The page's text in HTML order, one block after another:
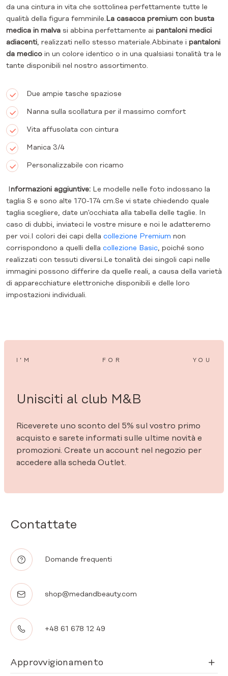
da una cintura in vita che sottolinea perfettamente tutte le
qualità della figura femminile. La casacca premium con busta
medica in malva si abbina perfettamente ai pantaloni medici
adiacenti, realizzati nello stesso materiale.Abbinate i pantaloni
da medico in un colore identico o in una qualsiasi tonalità tra le
tante disponibili nel nostro assortimento.
Due ampie tasche spaziose
Nanna sulla scollatura per il massimo comfort
Vita affusolata con cintura
Manica 3/4
Personalizzabile con ricamo
nformazioni aggiuntive: Le modelle nelle foto indossano la
taglia S e sono alte 170-174 cm.Se vi state chiedendo quale
taglia scegliere, date un'occhiata alla tabella delle taglie. In
caso di dubbi, inviateci le vostre misure e noi le adatteremo
per voi.I colori dei capi della collezione Premium non
corrispondono a quelli della collezione Basic, poiché sono
realizzati con tessuti diversi.Le tonalità dei singoli capi nelle
immagini possono differire da quelle reali, a causa della varietà
di apparecchiature elettroniche disponibili e delle loro
impostazioni individuali.
Contattate
Domande frequenti
shop@medandbeauty.com
+48 61 678 12 49
Approvvigionamento
I’M FOR YOU
Unisciti al club M&B
Riceverete uno sconto del 5% sul vostro primo
acquisto e sarete informati sulle ultime novità e
promozioni. Create un account nel negozio per
accedere alla scheda Outlet.